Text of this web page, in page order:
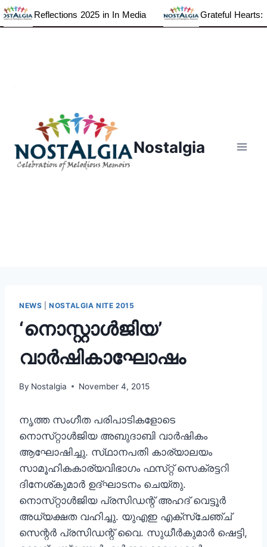
Reflections 2025 in In Media Grateful Hearts:
Nostalgia
NEWS |NOSTALGIA NITE 2015
‘നൊസ്റ്റാൾജിയ’
വാർഷികാഘോഷം
By Nostalgia November 4, 2015
നൃത്ത സംഗീത പരിപാടികളോടെ
നൊസ്‌റ്റാൾജിയ അബുദാബി വാർഷികം
ആഘോഷിച്ചു. സ്‌ഥാനപതി കാര്യാലയം
സാമൂഹികകാര്യവിഭാഗം ഫസ്‌റ്റ് സെക്രട്ടറി
ദിനേശ്‌കുമാർ ഉദ്‌ഘാടനം ചെയ്‌തു.
നൊസ്‌റ്റാൾജിയ പ്രസിഡന്റ് അഹദ് വെട്ടൂർ
അധ്യക്ഷത വഹിച്ചു. യുഎഇ എക്‌സ്‌ചേഞ്ച്
സെന്റർ പ്രസിഡന്റ് വൈ. സുധീർകുമാർ ഷെട്ടി,